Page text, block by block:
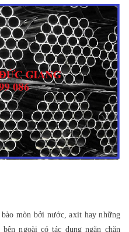
mòn bởi nước, axit hay những
ngoài có tác dụng ngăn chặn